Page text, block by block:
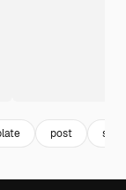
post set